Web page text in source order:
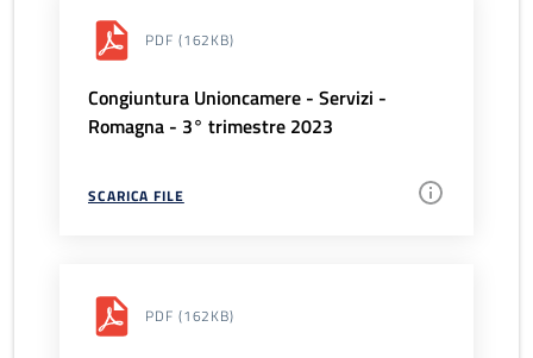
PDF (162KB)
Congiuntura Unioncamere - Servizi -
Romagna - 3° trimestre 2023
SCARICA FILE
PDF (162KB)